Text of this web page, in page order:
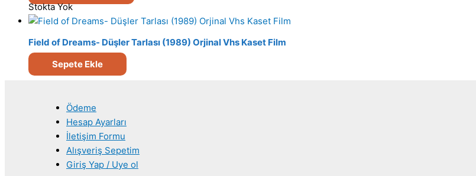
Stokta Yok
Field of Dreams- Düşler Tarlası (1989) Orjinal Vhs Kaset Film
Sepete Ekle
Ödeme
Hesap Ayarları
İletişim Formu
Alışveriş Sepetim
Giriş Yap / Uye ol